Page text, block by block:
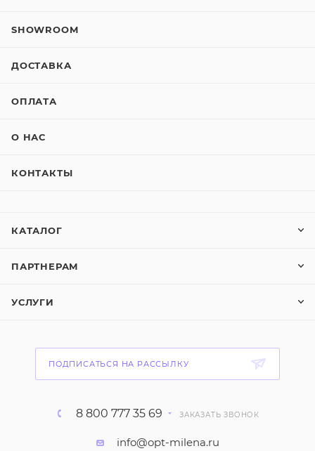
SHOWROOM
ДОСТАВКА
ОПЛАТА
О НАС
КОНТАКТЫ
КАТАЛОГ
ПАРТНЕРАМ
УСЛУГИ
ПОДПИСАТЬСЯ НА РАССЫЛКУ
8 800 777 35 69 ЗАКАЗАТЬ ЗВОНОК
info@opt-milena.ru